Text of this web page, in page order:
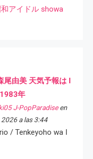
アイドル showa
尾由美 天気予報は I
年
J-PopParadiseen
a las 3:44
/ Tenkeyoho wa I